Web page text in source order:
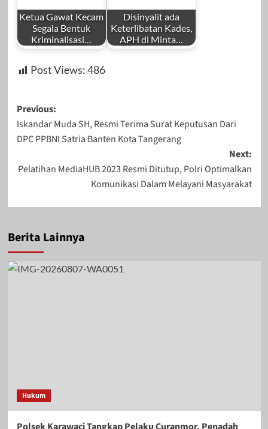
November 28,
Ketua Gawat Kecam
Segala Bentuk
Kriminalisasi…
by
Redaksi
Disinyalit ada
Keterlibatan Kades,
APH di Minta…
by
2023
Post Views:486
Post
navigation
Previous:
Iskandar Muda SH, Resmi Terima Surat Keputusan Dari
DPC PPBNI Satria Banten Kota Tangerang
Next:
Pelatihan MediaHUB 2023 Resmi Ditutup, Polri Optimalkan
Komunikasi Dalam Melayani Masyarakat
Berita Lainnya
Hukum